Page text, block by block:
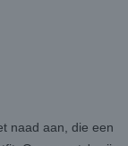
naad aan, die een